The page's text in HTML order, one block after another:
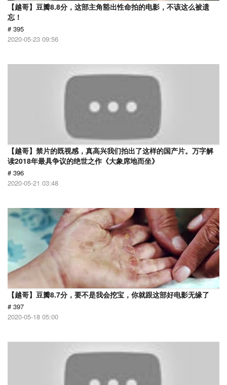
【越哥】豆瓣8.8分，这部主角豁出性命拍的电影，不该这么被遗
忘！
# 395
2020-05-23 09:56
【越哥】禁片的既视感，真高兴我们拍出了这样的国产片。万字解
读2018年最具争议的绝世之作《大象席地而坐》
# 396
2020-05-21 03:48
【越哥】豆瓣8.7分，要不是我会挖宝，你就跟这部好电影无缘了
# 397
2020-05-18 05:00